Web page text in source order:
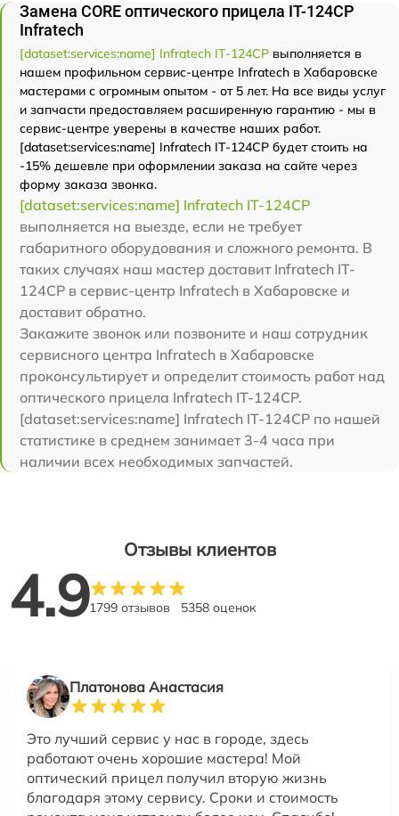
Замена CORE оптического прицела IT-124CP
Infratech
[dataset:services:name] Infratech IT-124CP выполняется в
нашем профильном сервис-центре Infratech в Хабаровске
мастерами с огромным опытом - от 5 лет. На все виды услуг
и запчасти предоставляем расширенную гарантию - мы в
сервис-центре уверены в качестве наших работ.
[dataset:services:name] Infratech IT-124CP будет стоить на
-15% дешевле при оформлении заказа на сайте через
форму заказа звонка.
[dataset:services:name] Infratech IT-124CP
выполняется на выезде, если не требует
габаритного оборудования и сложного ремонта. В
таких случаях наш мастер доставит Infratech IT-
124CP в сервис-центр Infratech в Хабаровске и
доставит обратно.
Закажите звонок или позвоните и наш сотрудник
сервисного центра Infratech в Хабаровске
проконсультирует и определит стоимость работ над
оптического прицела Infratech IT-124CP.
[dataset:services:name] Infratech IT-124CP по нашей
статистике в среднем занимает 3-4 часа при
наличии всех необходимых запчастей.
Отзывы клиентов
4.91799 отзывов 5358 оценок
Платонова Анастасия
Это лучший сервис у нас в городе, здесь
работают очень хорошие мастера! Мой
оптический прицел получил вторую жизнь
благодаря этому сервису. Сроки и стоимость